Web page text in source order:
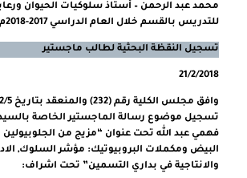
محمد عبد الرحمن – أستاذ سلوكيات الحيوان
للتدريس بالقسم خلال العام الدراسي 2017-2018م.
تسجيل النقظة البحثية لطالب ماجستير
21/2/2018
تسجيل موضوع رسالة الماجستير الخاصة
البيض ومكملات البروبيوتيك: مؤشر السلوك,
والانتاجية في بداري التسمين” تحت اشراف: